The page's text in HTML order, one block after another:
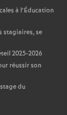
à l’Éducation
stagiaires, se
2025-2026
réussir son
du